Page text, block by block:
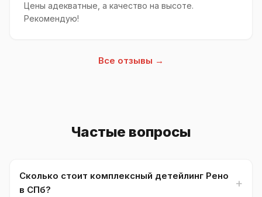
Цены адекватные, а качество на высоте.
Рекомендую!
Все отзывы →
Частые вопросы
Сколько стоит комплексный детейлинг Рено
в СПб?